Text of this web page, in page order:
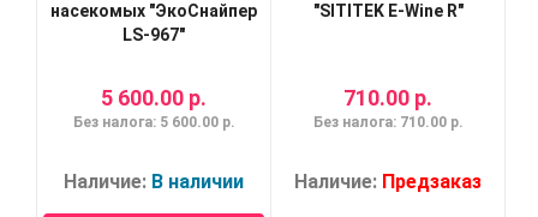
насекомых "ЭкоСнайпер
LS-967"
5 600.00 р.
Без налога: 5 600.00 р.
Наличие: В наличии
"SITITEK E-Wine R"
710.00 р.
Без налога: 710.00 р.
Наличие: Предзаказ